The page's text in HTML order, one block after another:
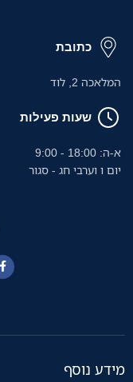
כתובת
המלאכה 2, לוד
שעות פעילות
א-ה: 18:00 - 9:00
יום ו וערבי חג - סגור
מידע נוסף